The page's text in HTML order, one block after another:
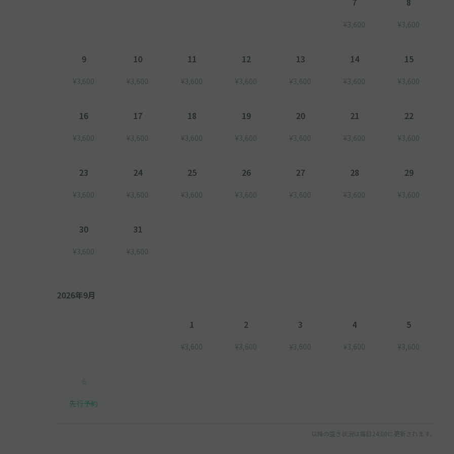
ので、予めご了承ください。
【入庫方法について】
¥3,600 ¥3,600
9
¥3,600
10
¥3,600
11
¥3,600
12
¥3,600
13
¥3,600
14
¥3,600
15
¥3,600
16
¥3,600
17
¥3,600
18
¥3,600
19
¥3,600
20
¥3,600
21
¥3,600
22
¥3,600
23
¥3,600
24
¥3,600
25
¥3,600
26
¥3,600
27
¥3,600
28
¥3,600
29
¥3,600
30
¥3,600
31
¥3,600
2026年9月
1
¥3,600
2
¥3,600
3
¥3,600
4
¥3,600
5
¥3,600
先行予約
以降の空き状況は毎日24:00に更新されます。